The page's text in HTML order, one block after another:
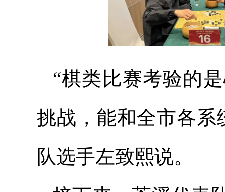
“棋类比赛考验的
挑战，能和全市各系
队选手左致熙说。